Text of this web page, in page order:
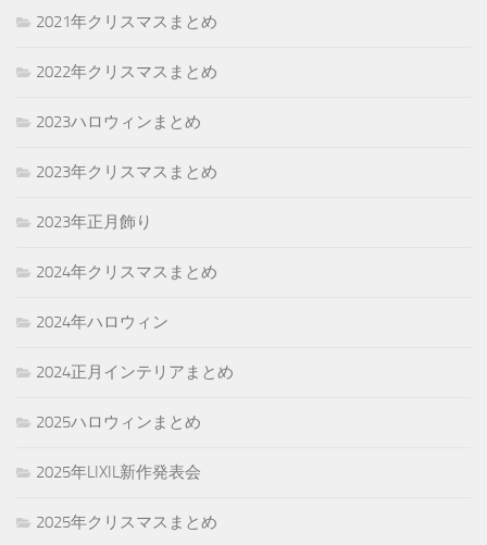
2021年クリスマスまとめ
2022年クリスマスまとめ
2023ハロウィンまとめ
2023年クリスマスまとめ
2023年正月飾り
2024年クリスマスまとめ
2024年ハロウィン
2024正月インテリアまとめ
2025ハロウィンまとめ
2025年LIXIL新作発表会
2025年クリスマスまとめ